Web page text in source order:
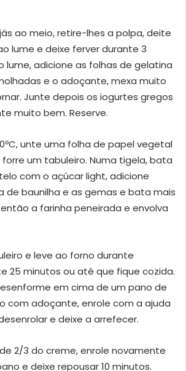
ao meio, retire-lhes a polpa, deite
lume e deixe ferver durante 3
lume, adicione as folhas de gelatina
e o adoçante, mexa muito
Junte depois os iogurtes gregos
muito bem. Reserve.
unte uma folha de papel vegetal
um tabuleiro. Numa tigela, bata
com o açúcar light, adicione
de baunilha e as gemas e bata mais
a farinha peneirada e envolva
e leve ao forno durante
25 minutos ou até que fique cozida.
em cima de um pano de
com adoçante, enrole com a ajuda
e deixe a arrefecer.
2/3 do creme, enrole novamente
e deixe repousar 10 minutos.